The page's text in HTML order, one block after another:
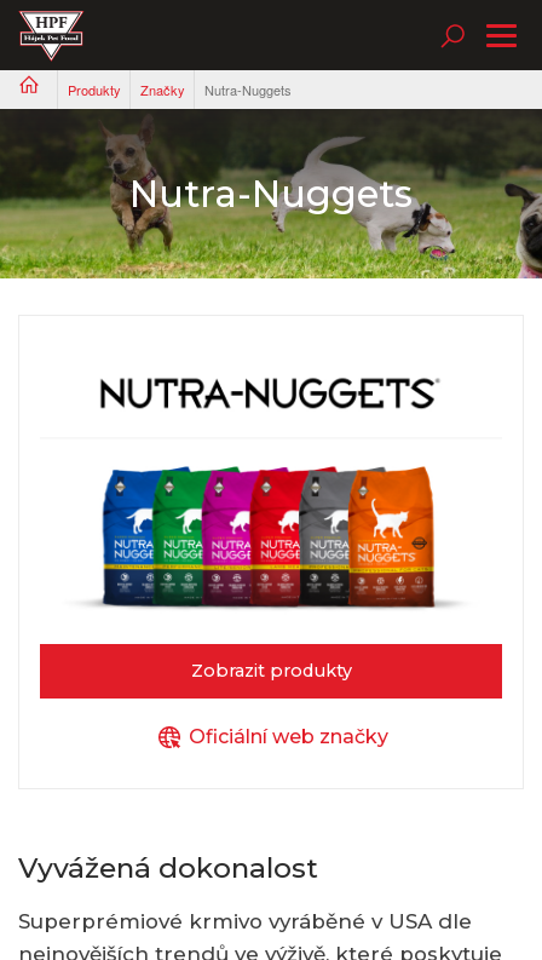
Produkty Značky Nutra-Nuggets
Nutra-Nuggets
Vyvážená dokonalost
Superprémiové krmivo vyráběné v USA dle
nejnovějších trendů ve výživě, které poskytuje
Zobrazit produkty
Oficiální web značky